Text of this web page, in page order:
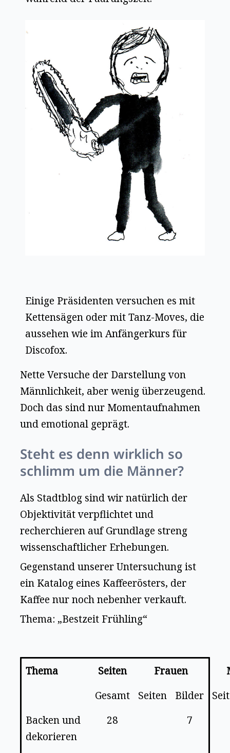
Einige Präsidenten versuchen es mit
Kettensägen oder mit Tanz-Moves, die
aussehen wie im Anfängerkurs für
Discofox.
Nette Versuche der Darstellung von
Männlichkeit, aber wenig überzeugend.
Doch das sind nur Momentaufnahmen
und emotional geprägt.
Steht es denn wirklich so
schlimm um die Männer?
Als Stadtblog sind wir natürlich der
Objektivität verpflichtet und
recherchieren auf Grundlage streng
wissenschaftlicher Erhebungen.
Gegenstand unserer Untersuchung ist
ein Katalog eines Kaffeerösters, der
Kaffee nur noch nebenher verkauft.
Thema: „Bestzeit Frühling“
Thema Seiten Frauen
Gesamt
Seiten Bilder
Backen und
dekorieren
28 7